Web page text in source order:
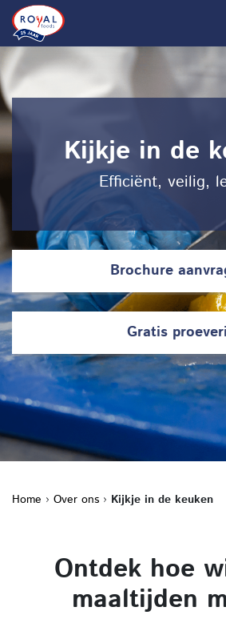
Kijkje in de
Efficiënt, veilig,
Brochure
Gratis
Home › Over ons › Kijkje in de keuken
Ontdek hoe
maaltijden